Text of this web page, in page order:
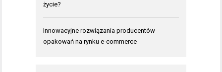
życie?
Innowacyjne rozwiązania producentów
opakowań na rynku e-commerce